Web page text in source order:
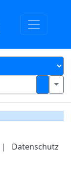
| Datenschutz